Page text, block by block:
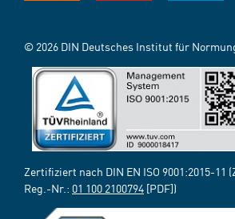
© 2026 DIN Deutsches Institut für
Zertifiziert nach DIN EN ISO 9001:2015-11
Reg.-Nr.: 01 100 2100794 [PDF])